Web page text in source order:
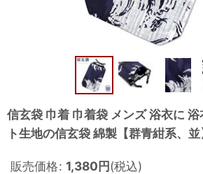
信玄袋 巾着 巾着袋 メンズ 浴衣に
ト生地の信玄袋 綿製【群青紺系、並
販売価格: 1,380円(税込)